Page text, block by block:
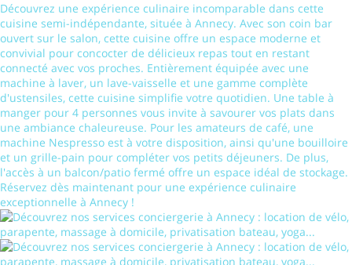
Découvrez une expérience culinaire incomparable dans cette
cuisine semi-indépendante, située à Annecy. Avec son coin bar
ouvert sur le salon, cette cuisine offre un espace moderne et
convivial pour concocter de délicieux repas tout en restant
connecté avec vos proches. Entièrement équipée avec une
machine à laver, un lave-vaisselle et une gamme complète
d'ustensiles, cette cuisine simplifie votre quotidien. Une table à
manger pour 4 personnes vous invite à savourer vos plats dans
une ambiance chaleureuse. Pour les amateurs de café, une
machine Nespresso est à votre disposition, ainsi qu'une bouilloire
et un grille-pain pour compléter vos petits déjeuners. De plus,
l'accès à un balcon/patio fermé offre un espace idéal de stockage.
Réservez dès maintenant pour une expérience culinaire
exceptionnelle à Annecy !